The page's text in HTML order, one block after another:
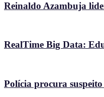
Reinaldo Azambuja
RealTime Big Data:
Polícia procura